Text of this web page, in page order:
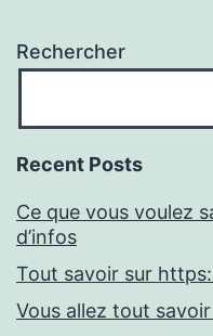
Rechercher
Recent Posts
Ce que vous voulez
d’infos
Tout savoir sur
Vous allez tout